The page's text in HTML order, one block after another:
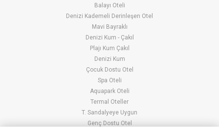
Balayı Oteli
Denizi Kademeli Derinleşen Otel
Mavi Bayraklı
Denizi Kum - Çakıl
Plajı Kum Çakıl
Denizi Kum
Çocuk Dostu Otel
Spa Oteli
Aquapark Oteli
Termal Oteller
T. Sandalyeye Uygun
Genç Dostu Otel